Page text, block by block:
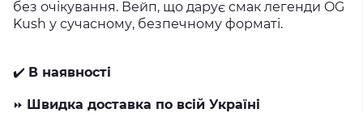
без очікування. Вейп, що дарує смак легенди OG
Kush у сучасному, безпечному форматі.
✔️ В наявності
⏩ Швидка доставка по всій Україні